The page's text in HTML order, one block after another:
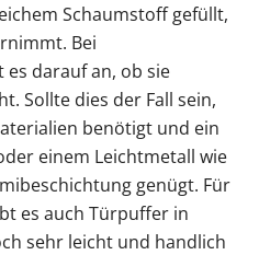
Schaumstoff gefüllt,
Bei
darauf an, ob sie
Sollte dies der Fall sein,
benötigt und ein
einem Leichtmetall wie
genügt. Für
es auch Türpuffer in
sehr leicht und handlich